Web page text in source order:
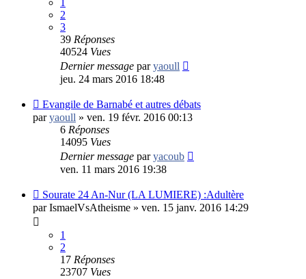
2
3
39 Réponses
40524 Vues
Dernier message paryaoull
jeu. 24 mars 2016 18:48
Evangile de Barnabé et autres débats
paryaoull » ven. 19 févr. 2016 00:13
6 Réponses
14095 Vues
Dernier message paryacoub
ven. 11 mars 2016 19:38
Sourate 24 An-Nur (LA LUMIERE) :Adultère
parIsmaelVsAtheisme » ven. 15 janv. 2016 14:29
1
2
17 Réponses
23707 Vues